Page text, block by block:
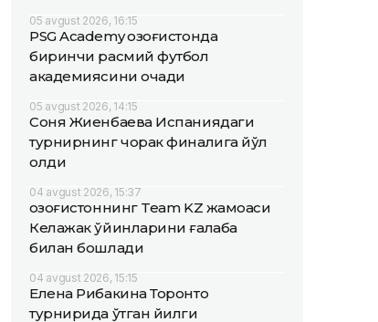
05 avgust 2026, 16:15
PSG Academy Қозоғистонда
биринчи расмий футбол
академиясини очади
05 avgust 2026, 14:15
Соня Жиенбаева Испаниядаги
турнирнинг чорак финалига йўл
олди
04 avgust 2026, 15:37
Қозоғистоннинг Team KZ жамоаси
Келажак ўйинларини ғалаба
билан бошлади
04 avgust 2026, 15:15
Елена Рибакина Торонто
турнирида ўтган йилги